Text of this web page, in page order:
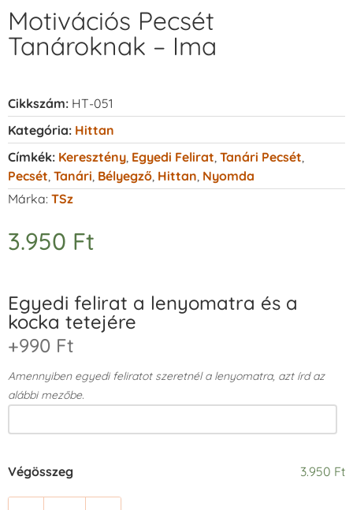
Motivációs Pecsét
Tanároknak – Ima
Cikkszám: HT-051
Kategória: Hittan
Címkék: Keresztény Egyedi Felirat Tanári Pecsét
Pecsét Tanári Bélyegző Hittan Nyomda
Márka: TSz
3.950 Ft
Egyedi felirat a lenyomatra és a
kocka tetejére
+990 Ft
Amennyiben egyedi feliratot szeretnél a lenyomatra, azt írd az
alábbi mezőbe.
Végösszeg 3.950 Ft